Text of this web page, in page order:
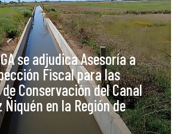
se adjudica Asesoría a
Fiscal para las
Conservación del Canal
en la Región de